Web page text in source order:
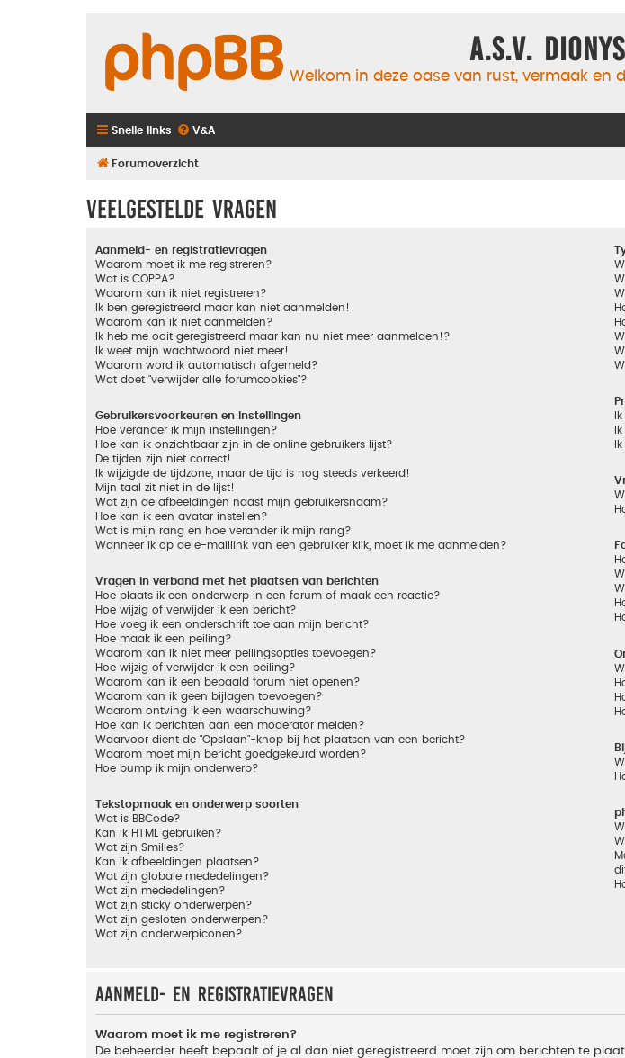
A.S.V.
Welkom in deze oase van rust, vermaak en
Snelle links V&A
Forumoverzicht
Veelgestelde vragen
Aanmeld- en registratievragen
Waarom moet ik me registreren?
Wat is COPPA?
Waarom kan ik niet registreren?
Ik ben geregistreerd maar kan niet aanmelden!
Waarom kan ik niet aanmelden?
Ik heb me ooit geregistreerd maar kan nu niet meer aanmelden!?
Ik weet mijn wachtwoord niet meer!
Waarom word ik automatisch afgemeld?
Wat doet "verwijder alle forumcookies"?
Gebruikersvoorkeuren en instellingen
Hoe verander ik mijn instellingen?
Hoe kan ik onzichtbaar zijn in de online gebruikers lijst?
De tijden zijn niet correct!
Ik wijzigde de tijdzone, maar de tijd is nog steeds verkeerd!
Mijn taal zit niet in de lijst!
Wat zijn de afbeeldingen naast mijn gebruikersnaam?
Hoe kan ik een avatar instellen?
Wat is mijn rang en hoe verander ik mijn rang?
Wanneer ik op de e-maillink van een gebruiker klik, moet ik me aanmelden?
Vragen in verband met het plaatsen van berichten
Hoe plaats ik een onderwerp in een forum of maak een reactie?
Hoe wijzig of verwijder ik een bericht?
Hoe voeg ik een onderschrift toe aan mijn bericht?
Hoe maak ik een peiling?
Waarom kan ik niet meer peilingsopties toevoegen?
Hoe wijzig of verwijder ik een peiling?
Waarom kan ik een bepaald forum niet openen?
Waarom kan ik geen bijlagen toevoegen?
Waarom ontving ik een waarschuwing?
Hoe kan ik berichten aan een moderator melden?
Waarvoor dient de "Opslaan"-knop bij het plaatsen van een bericht?
Waarom moet mijn bericht goedgekeurd worden?
Hoe bump ik mijn onderwerp?
Tekstopmaak en onderwerp soorten
Wat is BBCode?
Kan ik HTML gebruiken?
Wat zijn Smilies?
Kan ik afbeeldingen plaatsen?
Wat zijn globale mededelingen?
Wat zijn mededelingen?
Wat zijn sticky onderwerpen?
Wat zijn gesloten onderwerpen?
Wat zijn onderwerpiconen?
Aanmeld- en registratievragen
Waarom moet ik me registreren?
De beheerder heeft bepaalt of je al dan niet geregistreerd moet zijn om berichten te